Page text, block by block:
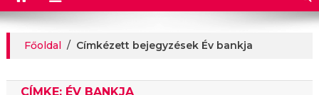
Főoldal / Címkézett bejegyzések Év bankja
CÍMKE: ÉV BANKJA